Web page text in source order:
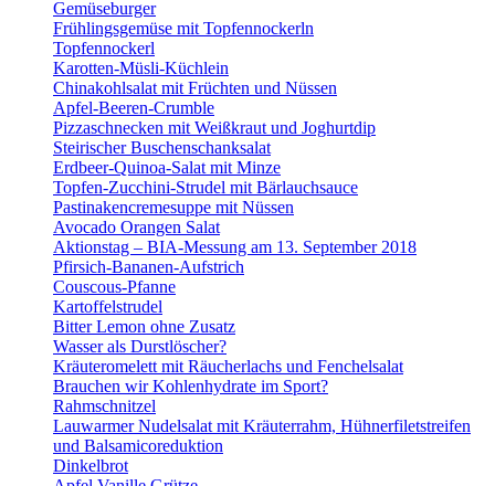
Gemüseburger
Frühlingsgemüse mit Topfennockerln
Topfennockerl
Karotten-Müsli-Küchlein
Chinakohlsalat mit Früchten und Nüssen
Apfel-Beeren-Crumble
Pizzaschnecken mit Weißkraut und Joghurtdip
Steirischer Buschenschanksalat
Erdbeer-Quinoa-Salat mit Minze
Topfen-Zucchini-Strudel mit Bärlauchsauce
Pastinakencremesuppe mit Nüssen
Avocado Orangen Salat
Aktionstag – BIA-Messung am 13. September 2018
Pfirsich-Bananen-Aufstrich
Couscous-Pfanne
Kartoffelstrudel
Bitter Lemon ohne Zusatz
Wasser als Durstlöscher?
Kräuteromelett mit Räucherlachs und Fenchelsalat
Brauchen wir Kohlenhydrate im Sport?
Rahmschnitzel
Lauwarmer Nudelsalat mit Kräuterrahm, Hühnerfiletstreifen
und Balsamicoreduktion
Dinkelbrot